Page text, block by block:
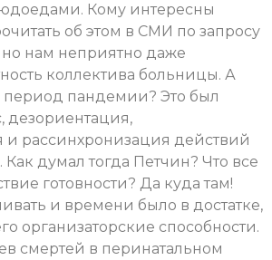
Кому интересны
об этом в СМИ по запросу
нам неприятно даже
коллектива больницы. А
период пандемии? Это был
дезориентация,
и рассинхронизация действий
думал тогда Петчин? Что все
готовности? Да куда там!
и времени было в достатке,
организаторские способности.
смертей в перинатальном